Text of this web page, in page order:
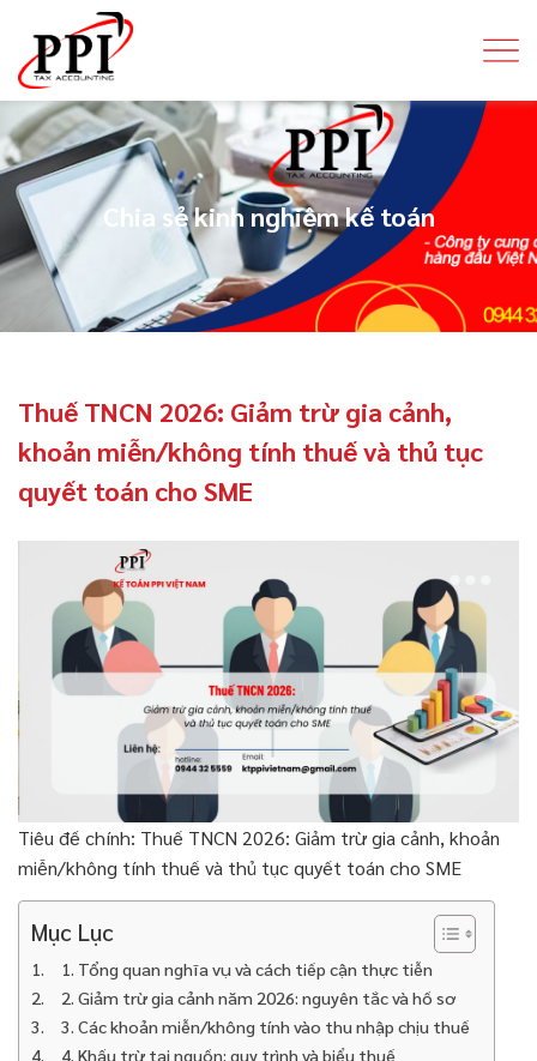
Chia sẻ kinh nghiệm kế toán
Thuế TNCN 2026: Giảm trừ gia cảnh,
khoản miễn/không tính thuế và thủ tục
quyết toán cho SME
Tiêu đề chính: Thuế TNCN 2026: Giảm trừ gia cảnh, khoản
miễn/không tính thuế và thủ tục quyết toán cho SME
Mục Lục
1. Tổng quan nghĩa vụ và cách tiếp cận thực tiễn
2. Giảm trừ gia cảnh năm 2026: nguyên tắc và hồ sơ
3. Các khoản miễn/không tính vào thu nhập chịu thuế
4. Khấu trừ tại nguồn: quy trình và biểu thuế